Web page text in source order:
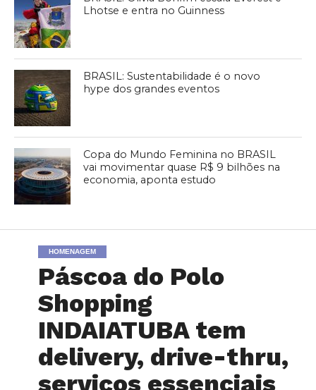
Lhotse e entra no Guinness
BRASIL: Sustentabilidade é o novo
hype dos grandes eventos
Copa do Mundo Feminina no BRASIL
vai movimentar quase R$ 9 bilhões na
economia, aponta estudo
HOMENAGEM
Páscoa do Polo
Shopping
INDAIATUBA tem
delivery, drive-thru,
serviços essenciais